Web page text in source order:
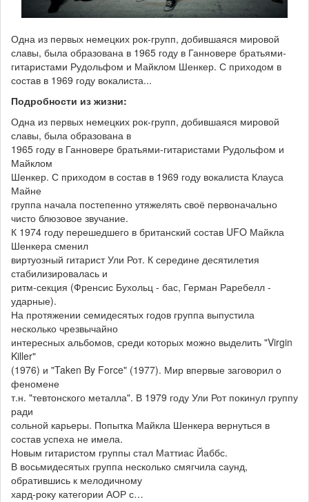
Одна из первых немецких рок-групп, добившаяся мировой
славы, была образована в 1965 году в Ганновере братьями-
гитаристами Рудольфом и Майклом Шенкер. С приходом в
состав в 1969 году вокалиста...
Подробности из жизни:
Одна из первых немецких рок-групп, добившаяся мировой
славы, была образована в
1965 году в Ганновере братьями-гитаристами Рудольфом и
Майклом
Шенкер. С приходом в состав в 1969 году вокалиста Клауса
Майне
группа начала постепенно утяжелять своё первоначально
чисто блюзовое звучание.
К 1974 году перешедшего в британский состав UFO Майкла
Шенкера сменил
виртуозный гитарист Ули Рот. К середине десятилетия
стабилизировалась и
ритм-секция (Френсис Бухольц - бас, Герман Раребелл -
ударные).
На протяжении семидесятых годов группа выпустила
несколько чрезвычайно
интересных альбомов, среди которых можно выделить "Virgin
Killer"
(1976) и "Taken By Force" (1977). Мир впервые заговорил о
феномене
т.н. "тевтонского металла". В 1979 году Ули Рот покинул группу
ради
сольной карьеры. Попытка Майкла Шенкера вернуться в
состав успеха не имела.
Новым гитаристом группы стал Маттиас Йаббс.
В восьмидесятых группа несколько смягчила саунд,
обратившись к мелодичному
хард-року категории АОР с…